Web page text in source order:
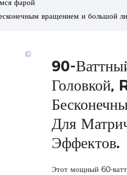
фарой
вращением и большой
90-
Головкой,
Для
Эффектов.
Этот мощный 60-